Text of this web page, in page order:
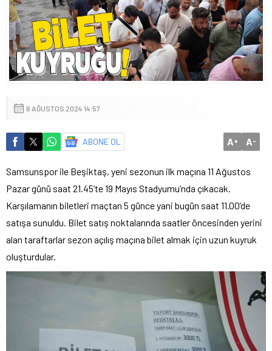
6 AĞUSTOS 2024 14:57
ABONE OL A+ A-
Samsunspor ile Beşiktaş, yeni sezonun ilk maçına 11 Ağustos
Pazar günü saat 21.45’te 19 Mayıs Stadyumu’nda çıkacak.
Karşılamanın biletleri maçtan 5 günce yani bugün saat 11.00’de
satışa sunuldu. Bilet satış noktalarında saatler öncesinden yerini
alan taraftarlar sezon açılış maçına bilet almak için uzun kuyruk
oluşturdular.